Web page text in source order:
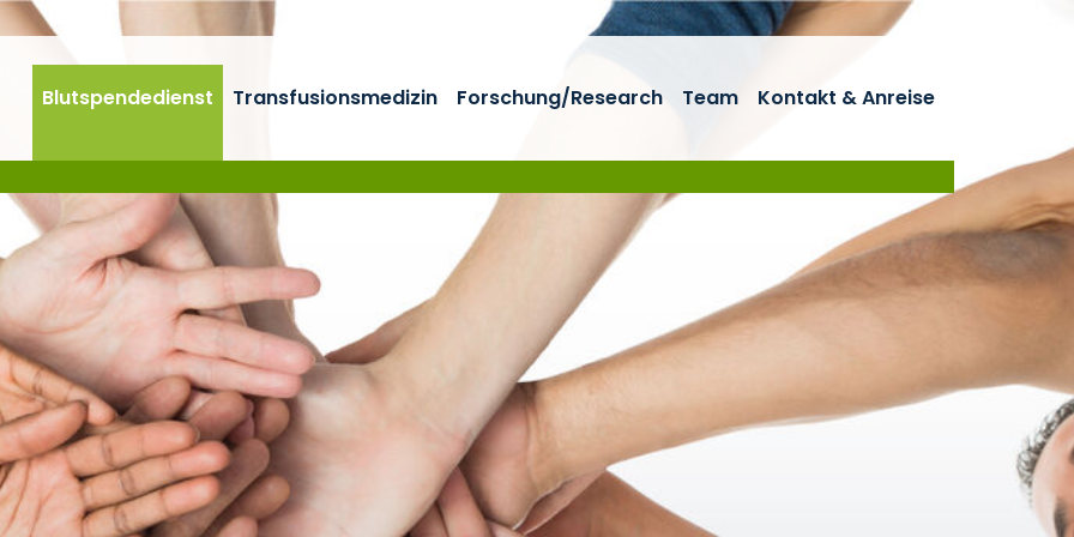
Blutspendedienst Transfusionsmedizin Forschung/Research Team Kontakt & Anreise